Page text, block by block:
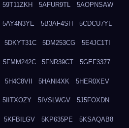
59T11ZKH 5AFUR9TL 5AOPNSAW
5AY4N3YE 5B3AF4SH 5CDCU7YL
5DKYT31C 5DM253CG 5E4JC1TI
5FMM242C 5FNR39CT 5GEF3377
5H4C8VII 5HANI4XK 5HER0XEV
5IITXOZY 5IVSLWGV 5J5FOXDN
5KFBILGV 5KP635PE 5KSAQAB8